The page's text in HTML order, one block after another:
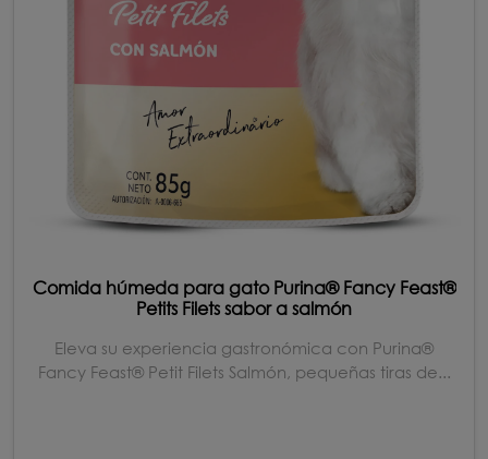
Comida húmeda para gato Purina® Fancy Feast®
Petits Filets sabor a salmón
Eleva su experiencia gastronómica con Purina®
Fancy Feast® Petit Filets Salmón, pequeñas tiras de...